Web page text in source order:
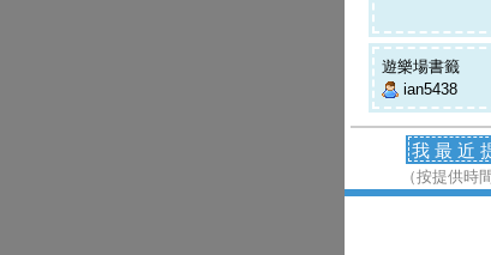
遊樂場書籤
ian5438
我最近
（按提供時